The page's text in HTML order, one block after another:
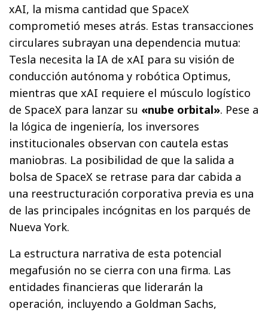
xAI, la misma cantidad que SpaceX
comprometió meses atrás. Estas transacciones
circulares subrayan una dependencia mutua:
Tesla necesita la IA de xAI para su visión de
conducción autónoma y robótica Optimus,
mientras que xAI requiere el músculo logístico
de SpaceX para lanzar su «nube orbital». Pese a
la lógica de ingeniería, los inversores
institucionales observan con cautela estas
maniobras. La posibilidad de que la salida a
bolsa de SpaceX se retrase para dar cabida a
una reestructuración corporativa previa es una
de las principales incógnitas en los parqués de
Nueva York.
La estructura narrativa de esta potencial
megafusión no se cierra con una firma. Las
entidades financieras que liderarán la
operación, incluyendo a Goldman Sachs,